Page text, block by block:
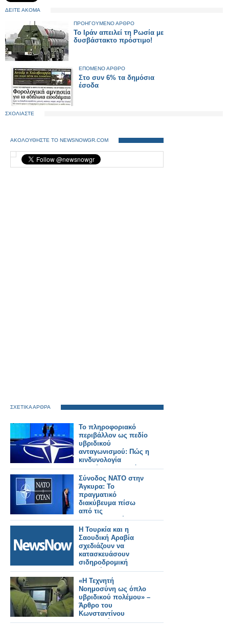
ΔΕΙΤΕ ΑΚΟΜΑ
ΠΡΟΗΓΟΥΜΕΝΟ ΑΡΘΡΟ
Το Ιράν απειλεί τη Ρωσία με
δυσβάστακτο πρόστιμο!
ΕΠΟΜΕΝΟ ΑΡΘΡΟ
Στο συν 6% τα δημόσια
έσοδα
ΣΧΟΛΙΑΣΤΕ
ΑΚΟΛΟΥΘΗΣΤΕ ΤΟ NEWSNOWGR.COM
ΣΧΕΤΙΚΑ ΑΡΘΡΑ
Το πληροφοριακό
περιβάλλον ως πεδίο
υβριδικού
ανταγωνισμού: Πώς η
κινδυνολογία
επηρέασε τη δημόσια
συζήτηση για τη
Σύνοδο του ΝΑΤΟ
-Γράφει ο Δρ.
Κωνσταντίνος Π.
Μπαλωμένος
Σύνοδος ΝΑΤΟ στην
Άγκυρα: Το
πραγματικό
διακύβευμα πίσω
από τις
επικοινωνιακές
κορώνες και ο ρόλος
της Ελλάδας
Η Τουρκία και η
Σαουδική Αραβία
σχεδιάζουν να
κατασκευάσουν
σιδηροδρομική
γραμμή προς την
Ευρώπη μέσω
Ιορδανίας και Συρίας.
«Η Τεχνητή
Νοημοσύνη ως όπλο
υβριδικού πολέμου» –
Άρθρο του
Κωνσταντίνου
Μπαλωμένου